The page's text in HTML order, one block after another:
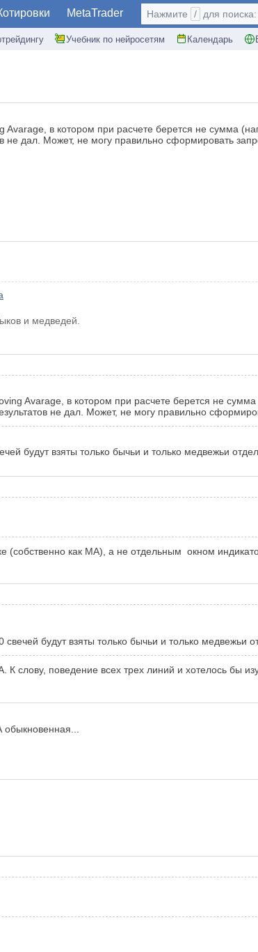
MetaTrader
Учебник по нейросетям Календарь
Нажмите / для
в котором при расчете берется не сумма
не дал. Может, не могу правильно сформировать
и медведей.
Avarage, в котором при расчете берется не
не дал. Может, не могу правильно
будут взяты только бычьи и только медвежьи
как MA), а не отдельным окном
будут взяты только бычьи и только медвежьи
К слову, поведение всех трех линий и хотелось бы